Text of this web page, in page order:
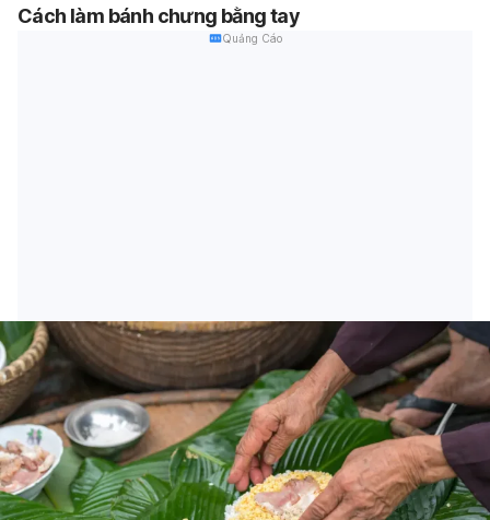
Cách làm bánh chưng bằng tay
Quảng Cáo